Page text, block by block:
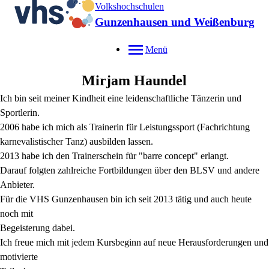
Volkshochschulen
Gunzenhausen und Weißenburg
Menü
MirjamHaundel
Ich bin seit meiner Kindheit eine leidenschaftliche Tänzerin und
Sportlerin.
2006 habe ich mich als Trainerin für Leistungssport (Fachrichtung
karnevalistischer Tanz) ausbilden lassen.
2013 habe ich den Trainerschein für "barre concept" erlangt.
Darauf folgten zahlreiche Fortbildungen über den BLSV und andere
Anbieter.
Für die VHS Gunzenhausen bin ich seit 2013 tätig und auch heute
noch mit
Begeisterung dabei.
Ich freue mich mit jedem Kursbeginn auf neue Herausforderungen und
motivierte